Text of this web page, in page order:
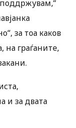
за тоа каков
на граѓаните,
и за двата